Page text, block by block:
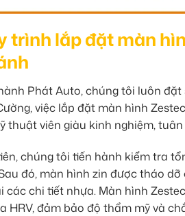
trình lắp đặt màn
Phát Auto, chúng tôi luôn
việc lắp đặt màn hình
thuật viên giàu kinh nghiệm,
chúng tôi tiến hành kiểm tra
đó, màn hình zin được tháo
các chi tiết nhựa. Màn hình
HRV, đảm bảo độ thẩm mỹ và